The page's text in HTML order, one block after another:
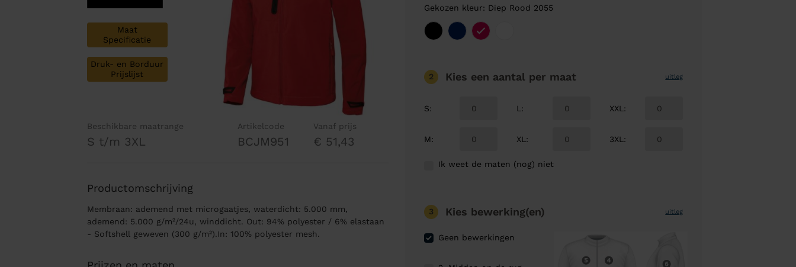
Maat
Specificatie
Druk- en Borduur
Prijslijst
Beschikbare maatrange
S t/m 3XL
Artikelcode
BCJM951
Vanaf prijs
€ 51,43
Productomschrijving
Membraan: ademend met microgaatjes, waterdicht: 5.000 mm,
ademend: 5.000 g/m²/24u, winddicht. Out: 94% polyester / 6% elastaan
- Softshell geweven (300 g/m²).In: 100% polyester mesh.
Gekozen kleur: Diep Rood 2055
2 Kies een aantal per maat uitleg
S:
M:
L :
XL :
XXL :
3XL :
Ik weet de maten (nog) niet
3 Kies bewerking(en) uitleg
Geen bewerkingen